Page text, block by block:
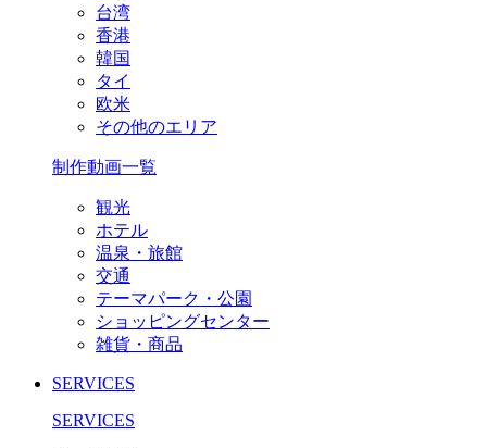
台湾
香港
韓国
タイ
欧米
その他のエリア
制作動画一覧
観光
ホテル
温泉・旅館
交通
テーマパーク・公園
ショッピングセンター
雑貨・商品
SERVICES
SERVICES